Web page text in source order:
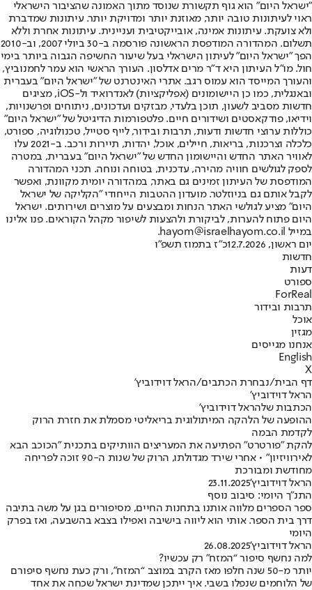
"ישראל היום" הוא גוף תקשורת שנוסד מתוך האמונה שהציבור הישראלי
ראוי לעיתונות טובה יותר, מאוזנת יותר ומדויקת יותר. עיתונות שמדברת
ולא צועקת. עיתונות אמינה, אובייקטיבית ועניינית. עיתונות אחרת וללא
תשלום. המהדורה המודפסת הראשונה פורסמה ב-30 ביולי 2007, וב-2010
הפך "ישראל היום" לעיתון הישראלי בעל שיעור החשיפה הגבוה ביותר בימי
חול. מו"ל העיתון היא ד"ר מרים אדלסון. העורך הראשי הוא עמר לחמנוביץ,
והעורך המייסד הוא עמוס רגב. אתרי האינטרנט של "ישראל היום" בעברית
ובאנגלית, כמו כן היישומונים (אפליקציות) לאנדרואיד ול-iOS, מציגים
חדשות מסביב לשעון, תוכן בלעדי, מבזקים ועדכונים, ניתוחים ופרשנויות,
וידיאו, פודקאסטים ושידורים חיים. פלטפורמות הדיגיטל של "ישראל היום"
כוללות ערוצי חדשות ודעות, תרבות ובידור, לייף סטייל, טכנולוגיה, ספורט,
כלכלה וצרכנות, בריאות, חיילים, אוכל, יהדות, תיירות ורכב. ב-2021 עלו
לאוויר האתר החדש והיישומון החדש של "ישראל היום" בעברית, במטרה
לספק לגולשים חוויה מהירה, עדכנית, בטוחה ונוחה. תכני המהדורה
המודפסת של העיתון זמינים גם באתר, במהדורה יומית מקוונת, ואפשר
לקבל אותם גם בניוזלטר. מועדון ההטבות הייחודי "הקליקה של ישראל
היום" מציע לגולשי האתר הנחות ומבצעים על מוצרים ושירותים. ישראל
היום פתוח להערות, לביקורת ולהצעות לשיפור מקהל הקוראים. פנו אלינו
במייל hayom@israelhayom.co.il.
יום ראשון, 12.7.2026
כ"ז בתמוז תשפ"ו
חדשות
דעות
ספורט
ForReal
תרבות ובידור
אוכל
מגזין
אנחנו מגייסים
English
X
דף הבית/נבחרת הכתבים/הראל דוידוביץ'
הראל דוידוביץ'
הכתבות שלהראל דוידוביץ'
ההופעה של הלהקה המיתולוגית בריאליטי מסמלת את חזרת הרוק
לקדמת הבמה
להקת "פורטרט" הפתיעה את המעריצים הוותיקים בתכנית "הכוכב הבא
לאירוויזיון" • אחרי שירד מגדולתו, הרוק של שנות ה-90 זוכה לפריחה
מחודשת ומבורכת
הראל דוידוביץ'23.11.2025
התנ"ך היומי: סיבוב נוסף
ספר הספרים מלווה אותנו בתחנות החיים, מסיפורים בגן על משה בתיבה
דרך בית הספר. אותי הוא ליווה בישיבה ואפילו בצבא בהשבעה, ואז בפרק
היומי
הראל דוידוביץ'26.08.2025
למה נחשף סיפור “המזח” רק עכשיו?
יותר מ-50 שנה חלפו מאז הקרב במוצב “המזח”, ורק כעת נחשף סיפורם
של הלוחמים שנפלו בשבי. איך ייתכן שמדינת ישראל שכחה את אחד